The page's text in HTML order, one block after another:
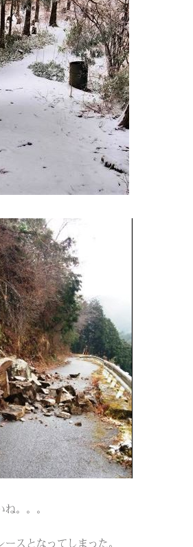
。。。
スとなってしまった。